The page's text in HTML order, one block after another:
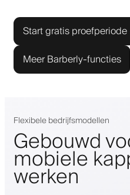
Start gratis proefperiode
Meer Barberly-functies
Flexibele bedrijfsmodellen
Gebouwd
mobiele
werken